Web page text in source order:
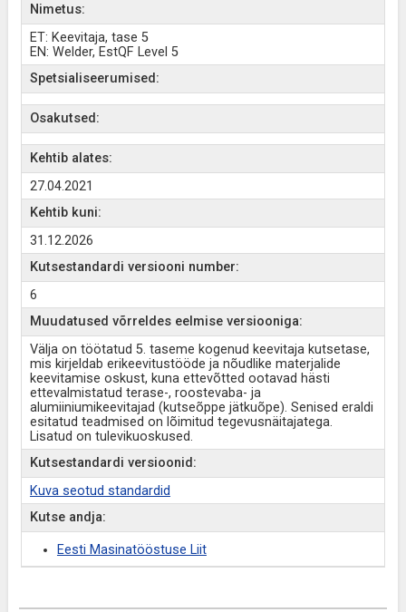
Nimetus:
ET: Keevitaja, tase 5
EN: Welder, EstQF Level 5
Spetsialiseerumised:
Osakutsed:
Kehtib alates:
27.04.2021
Kehtib kuni:
31.12.2026
Kutsestandardi versiooni number:
6
Muudatused võrreldes eelmise versiooniga:
Välja on töötatud 5. taseme kogenud keevitaja kutsetase,
mis kirjeldab erikeevitustööde ja nõudlike materjalide
keevitamise oskust, kuna ettevõtted ootavad hästi
ettevalmistatud terase-, roostevaba- ja
alumiiniumikeevitajad (kutseõppe jätkuõpe). Senised eraldi
esitatud teadmised on lõimitud tegevusnäitajatega.
Lisatud on tulevikuoskused.
Kutsestandardi versioonid:
Kuva seotud standardid
Kutse andja:
Eesti Masinatööstuse Liit